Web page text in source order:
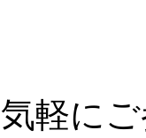
軽に